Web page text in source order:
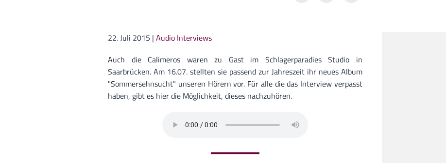
22. Juli 2015 | Audio Interviews
Auch die Calimeros waren zu Gast im Schlagerparadies Studio in
Saarbrücken. Am 16.07. stellten sie passend zur Jahreszeit ihr neues Album
"Sommersehnsucht" unseren Hörern vor. Für alle die das Interview verpasst
haben, gibt es hier die Möglichkeit, dieses nachzuhören.